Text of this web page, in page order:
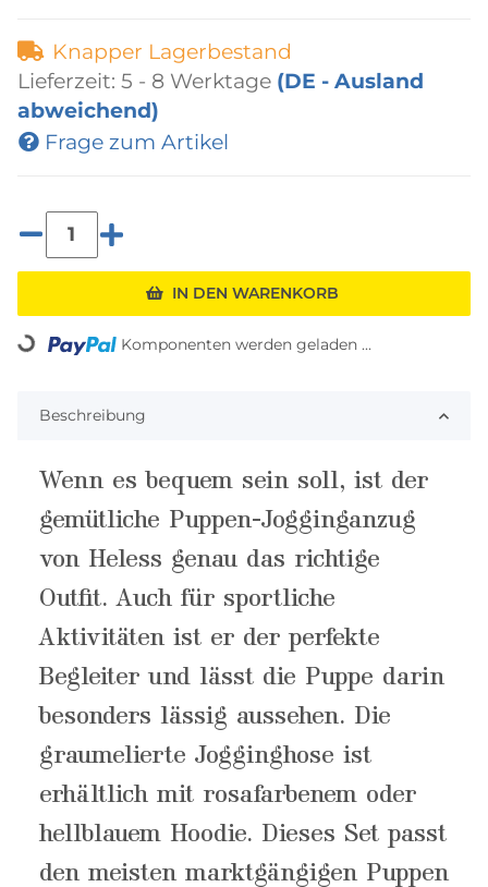
Knapper Lagerbestand
Lieferzeit: 5 - 8 Werktage (DE - Ausland
abweichend)
Frage zum Artikel
IN DEN WARENKORB
Loading... Komponenten werden geladen ...
Beschreibung
Wenn es bequem sein soll, ist der
gemütliche Puppen-Jogginganzug
von Heless genau das richtige
Outfit. Auch für sportliche
Aktivitäten ist er der perfekte
Begleiter und lässt die Puppe darin
besonders lässig aussehen. Die
graumelierte Jogginghose ist
erhältlich mit rosafarbenem oder
hellblauem Hoodie. Dieses Set passt
den meisten marktgängigen Puppen